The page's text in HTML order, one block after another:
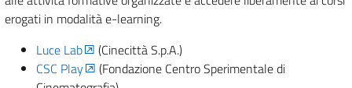
erogati in modalità e-learning.
Luce Lab
(Cinecittà S.p.A.)
CSC Play
(Fondazione Centro Sperimentale di